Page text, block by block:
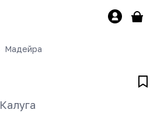
Мадейра
Калуга